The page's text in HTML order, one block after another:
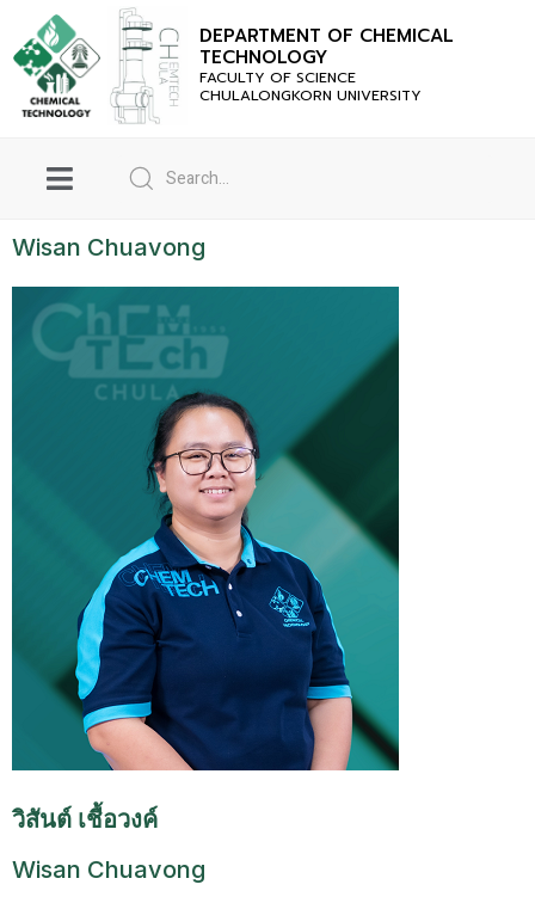
DEPARTMENT OF CHEMICAL
TECHNOLOGY
FACULTY OF SCIENCE
CHULALONGKORN UNIVERSITY
Wisan Chuavong
วิสันต์ เชื้อวงค์
Wisan Chuavong